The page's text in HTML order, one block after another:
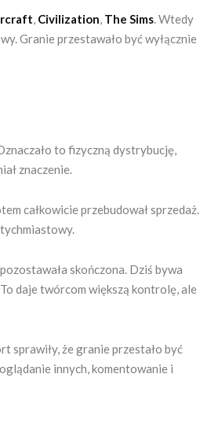
, Civilization, The Sims. Wtedy
Granie przestawało być wyłącznie
to fizyczną dystrybucję,
znaczenie.
całkowicie przebudował sprzedaż.
skończona. Dziś bywa
daje twórcom większą kontrolę, ale
sprawiły, że granie przestało być
innych, komentowanie i